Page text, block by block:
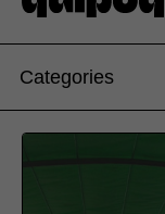
Categories